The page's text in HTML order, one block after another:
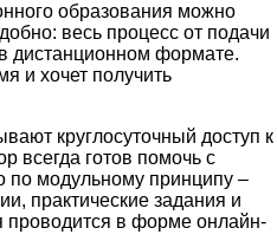
образования можно
весь процесс от подачи
дистанционном формате.
и хочет получить
круглосуточный доступ к
всегда готов помочь с
по модульному принципу –
практические задания и
проводится в форме онлайн-